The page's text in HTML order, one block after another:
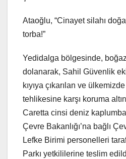
Ataoğlu, “Cinayet silahı
torba!”
Yedidalga bölgesinde,
dolanarak, Sahil Güvenlik
kıyıya çıkarılan ve
tehlikesine karşı koruma
Caretta cinsi deniz
Çevre Bakanlığı’na bağlı
Lefke Birimi personelleri
Parkı yetkililerine teslim